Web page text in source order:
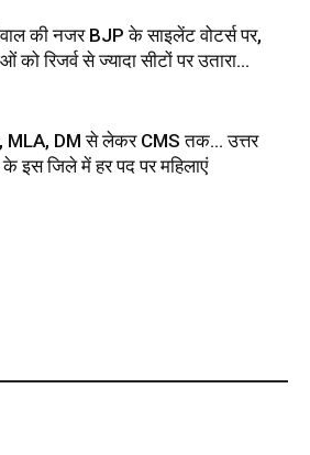
की नजर BJP के साइलेंट वोटर्स पर,
को रिजर्व से ज्यादा सीटों पर उतारा…
MLA, DM से लेकर CMS तक… उत्तर
इस जिले में हर पद पर महिलाएं